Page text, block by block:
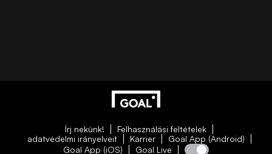
Írj nekünk!
Felhasználási feltételek
adatvédelmi irányelveit
Karrier
Goal App (Android)
Goal App (iOS)
Goal Live